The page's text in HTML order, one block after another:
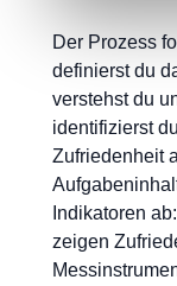
Der Prozess
definierst du
verstehst du
identifizierst
Zufriedenheit
Indikatoren
zeigen